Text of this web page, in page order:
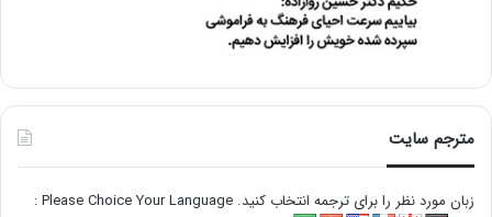
مترجم سایت
زبان مورد نظر را برای ترجمه انتخاب کنید. Please Choice Your Language :